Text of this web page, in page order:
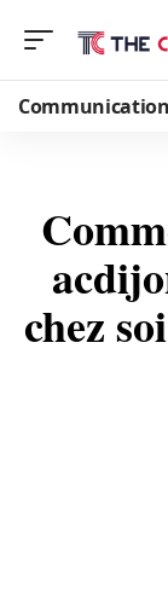
Communication
chez